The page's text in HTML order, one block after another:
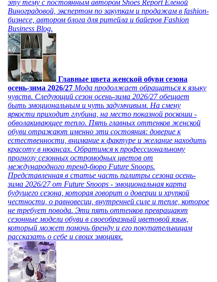
эту тему с постоянным автором Shoes Report Еленой
Виноградовой, экспертом по закупкам и продажам в fashion-
бизнесе, автором блога для ритейла и байеров Fashion
Business Blog.
Главные цвета женской обуви сезона
осень-зима 2026/27 Мода продолжает обращаться к языку
чувств. Следующий сезон осень-зима 2026/27 обещает
быть эмоциональным и чуть задумчивым. На смену
яркости приходит глубина, на место показной роскоши -
обволакивающее тепло. Пять главных оттенков женской
обуви отражают именно эти состояния: доверие к
естественности, внимание к фактуре и желание находить
красоту в нюансах. Обратимся к профессиональному
прогнозу сезонных остромодных цветов от
международного тренд-бюро Future Snoops.
Представленная в статье часть палитры сезона осень-
зима 2026/27 от Future Snoops - эмоциональная карта
будущего сезона, которая говорит о доверии и хрупкой
честности, о равновесии, внутренней силе и тепле, которое
не требует повода. Эти пять оттенков превращают
сезонные модели обуви в своеобразный цветовой язык,
который может помочь бренду и его покупательницам
рассказать о себе и своих эмоциях.